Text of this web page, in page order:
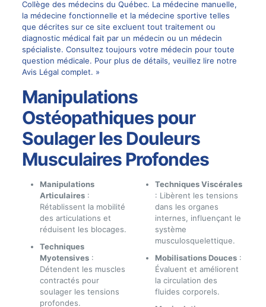
Collège des médecins du Québec. La médecine manuelle,
la médecine fonctionnelle et la médecine sportive telles
que décrites sur ce site excluent tout traitement ou
diagnostic médical fait par un médecin ou un médecin
spécialiste. Consultez toujours votre médecin pour toute
question médicale. Pour plus de détails, veuillez lire notre
Avis Légal complet. »
Manipulations
Ostéopathiques pour
Soulager les Douleurs
Musculaires Profondes
Manipulations
Articulaires:
Rétablissent la mobilité
des articulations et
réduisent les blocages.
Techniques
Myotensives:
Détendent les muscles
contractés pour
soulager les tensions
profondes.
Techniques Viscérales
: Libèrent les tensions
dans les organes
internes, influençant le
système
musculosquelettique.
Mobilisations Douces :
Évaluent et améliorent
la circulation des
fluides corporels.